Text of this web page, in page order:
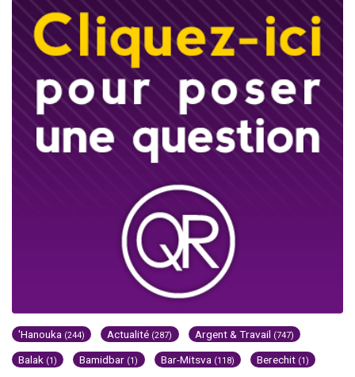
'Hanouka (244) Actualité (287) Argent & Travail (747)
Balak (1) Bamidbar (1) Bar-Mitsva (118) Berechit (1)